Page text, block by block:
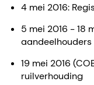
4 mei 2016:
5 mei 2016 - 18
aandeelhouders
19 mei 2016
ruilverhouding